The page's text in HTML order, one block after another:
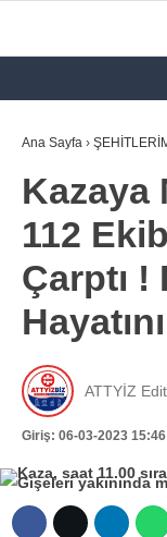
KATEGORİLER
GÜNDEM
112 ACİL
KPSS
PARAMEDİK (AABT)
STK
İLANLAR
TERCİH ROBOTU
Ana Sayfa ›
Kazaya
112
Çarptı !
ATTYİZ
Giriş: 06-03-2023 15:46